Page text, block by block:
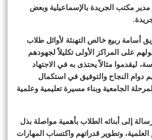
مكتب الجريدة بالإسماعيلية وبعض
أسامة ربيع خالص التهنئة لأوائل طلاب
على المراكز الأولى تكليلاً لجهودهم
ليقدموا مثالاً يحتذى به في الاجتهاد
دوام النجاح والتوفيق في استكمال
الجامعية وبناء مسيرة تعليمية وعلمية
إلى أبنائه الطلاب بأهمية مواصلة بذل
وتطوير قدراتهم واكتساب المهارات